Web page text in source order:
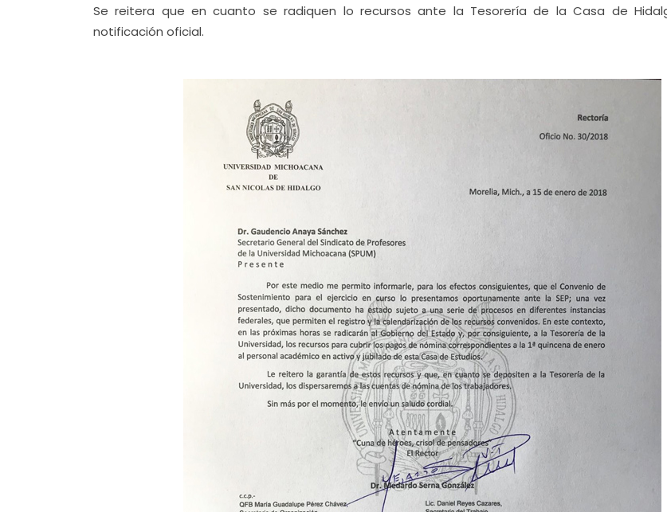
Se reitera que en cuanto se radiquen lo recursos ante la Tesorería de la Casa de
notificación oficial.